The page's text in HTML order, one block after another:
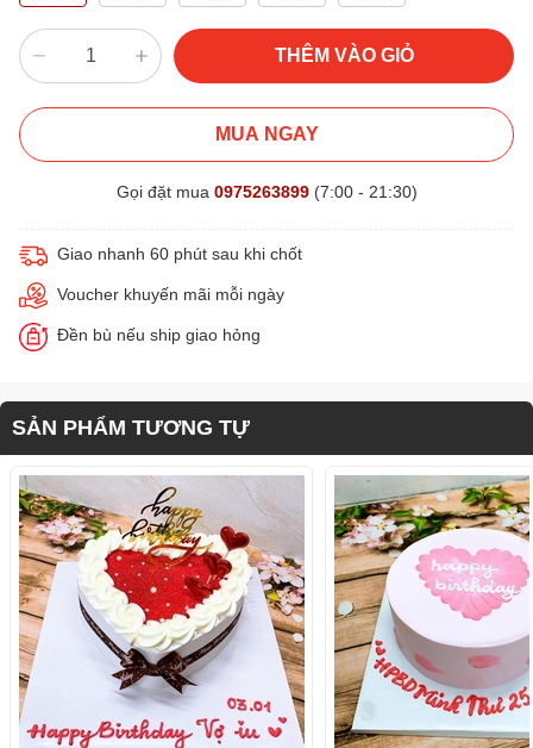
THÊM VÀO GIỎ
MUA NGAY
Gọi đặt mua 0975263899(7:00 - 21:30)
Giao nhanh 60 phút sau khi chốt
Voucher khuyến mãi mỗi ngày
Đền bù nếu ship giao hỏng
SẢN PHẨM TƯƠNG TỰ